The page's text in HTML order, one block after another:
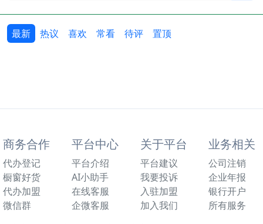
最新 热议 喜欢 常看 待评 置顶
商务合作
代办登记
橱窗好货
代办加盟
微信群
平台中心
平台介绍
AI小助手
在线客服
企微客服
关于平台
平台建议
我要投诉
入驻加盟
加入我们
业务相关
公司注销
企业年报
银行开户
所有服务